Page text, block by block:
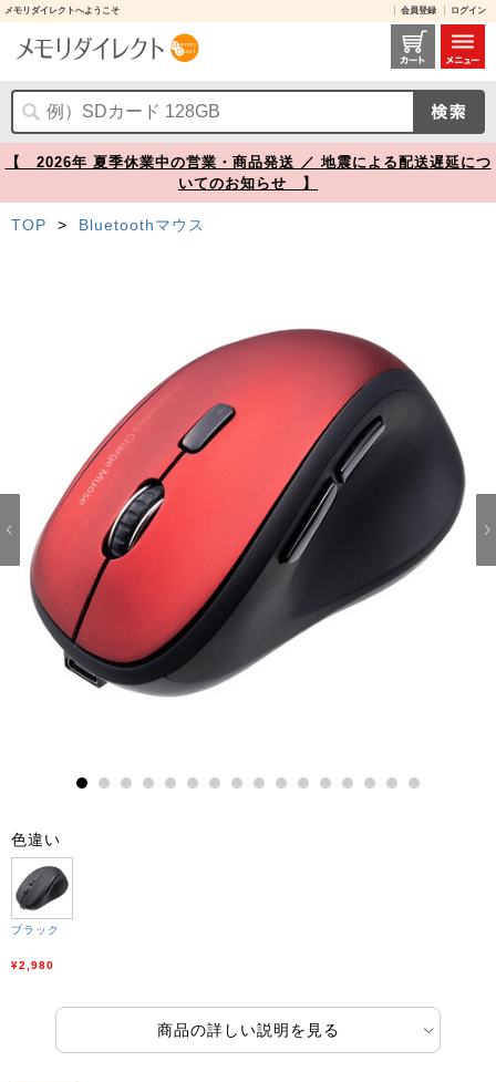
メモリダイレクトへようこそ 会員登録 ログイン
【 2026年 夏季休業中の営業・商品発送 ／ 地震による配送遅延につ
いてのお知らせ 】
TOP > Bluetoothマウス
10 11 12 13 14 15
色違い
ブラック
¥2,980
商品の詳しい説明を見る